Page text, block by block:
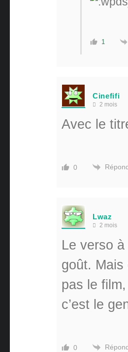
1
Cinefifi
2 mois
Avec le
0
Lwaz
2 mois
Le verso
goût.
pas le
c’est le
0